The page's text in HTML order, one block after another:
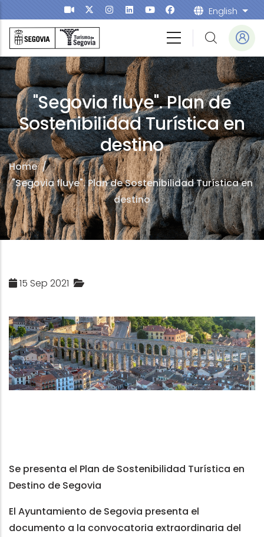
Skip to main content English List
"Segovia fluye". Plan de
Sostenibilidad Turística en
destino
Home/
"Segovia fluye". Plan de Sostenibilidad Turística en
destino
15 Sep 2021
Se presenta el Plan de Sostenibilidad Turística en
Destino de Segovia
El Ayuntamiento de Segovia presenta el
documento a la convocatoria extraordinaria del